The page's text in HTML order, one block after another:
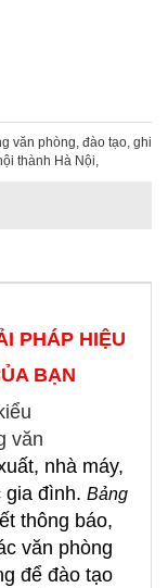
văn phòng, đào tạo, ghi
thành Hà Nội,
PHÁP HIỆU
BẠN
văn
nhà máy,
gia đình. Bảng
thông báo,
văn phòng
để đào tạo